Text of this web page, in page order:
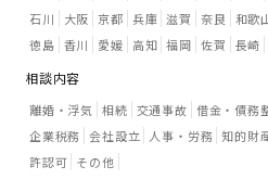
石川
大阪 京都 兵庫 滋賀 奈良 和歌
徳島 香川 愛媛 高知 福岡 佐賀 長崎
相談内容
離婚・浮気 相続 交通事故 借金・債務
企業税務 会社設立 人事・労務 知的財
許認可 その他